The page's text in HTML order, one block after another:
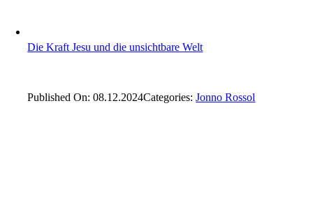
Die Kraft Jesu und die unsichtbare Welt
Published On: 08.12.2024Categories:Jonno Rossol